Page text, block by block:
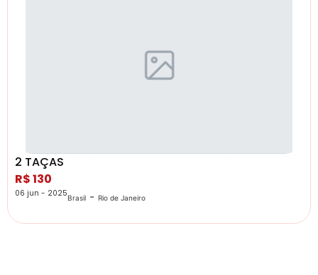
2 TAÇAS
R$ 130
06 jun - 2025Brasil - Rio de Janeiro